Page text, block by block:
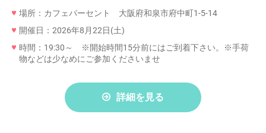
場所：カフェパーセント 大阪府和泉市府中町1-5-14
開催日：2026年8月22日(土)
時間：19:30～ ※開始時間15分前にはご到着下さい。※手荷
物などは少なめにご参加くださいませ
詳細を見る